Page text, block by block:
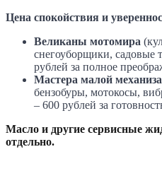
Цена спокойствия и
Великаны мотомира
снегоуборщики, садовые
рублей за полное
Мастера малой
бензобуры, мотокосы,
– 600 рублей за
Масло и другие сервисные
отдельно.